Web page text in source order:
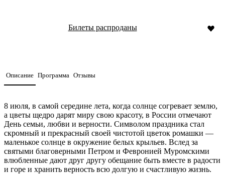
Билеты распроданы
Описание Программа Отзывы
8 июля, в самой середине лета, когда солнце согревает землю,
а цветы щедро дарят миру свою красоту, в России отмечают
День семьи, любви и верности. Символом праздника стал
скромный и прекрасный своей чистотой цветок ромашки —
маленькое солнце в окружение белых крыльев. Вслед за
святыми благоверными Петром и Февронией Муромскими
влюбленные дают друг другу обещание быть вместе в радости
и горе и хранить верность всю долгую и счастливую жизнь.